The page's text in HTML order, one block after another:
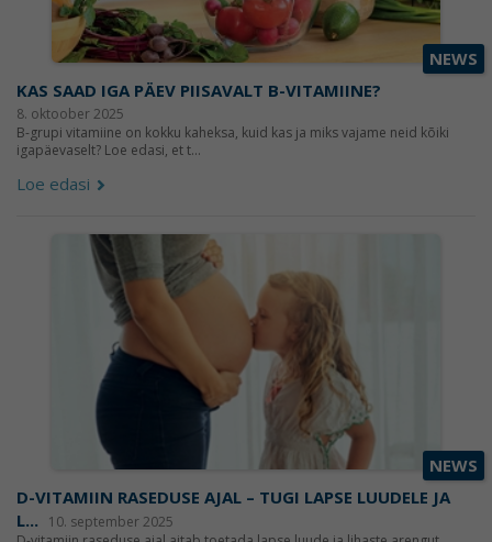
NEWS
KAS SAAD IGA PÄEV PIISAVALT B-VITAMIINE?
8. oktoober 2025
B-grupi vitamiine on kokku kaheksa, kuid kas ja miks vajame neid kõiki
igapäevaselt? Loe edasi, et t...
Loe edasi
NEWS
D-VITAMIIN RASEDUSE AJAL – TUGI LAPSE LUUDELE JA
L...
10. september 2025